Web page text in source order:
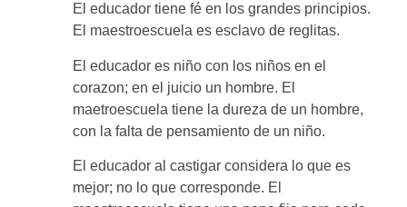
El educador tiene fé en los grandes principios.
El maestroescuela es esclavo de reglitas.
El educador es niño con los niños en el
corazon; en el juicio un hombre. El
maetroescuela tiene la dureza de un hombre,
con la falta de pensamiento de un niño.
El educador al castigar considera lo que es
mejor; no lo que corresponde. El